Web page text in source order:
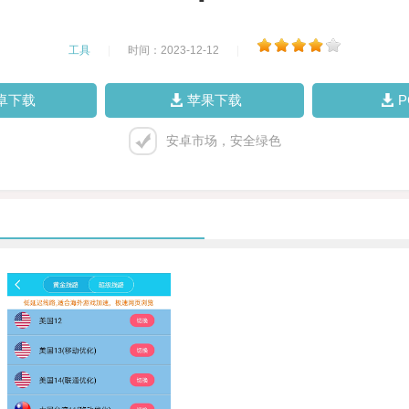
工具 时间：2023-12-12
下载 苹果下载
安卓市场，安全绿色